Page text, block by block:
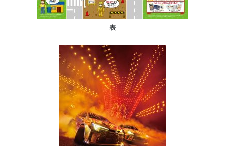
表